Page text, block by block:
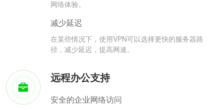
网络体验。
减少延迟
在某些情况下，使用VPN可以选择更快的服务器路
径，减少延迟，提高网速。
远程办公支持
安全的企业网络访问